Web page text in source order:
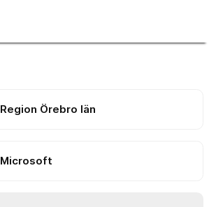
Region Örebro län
Microsoft